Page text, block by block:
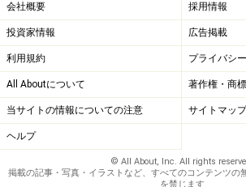
会社概要 採用情報
投資家情報 広告掲載
利用規約 プライバシ
All Aboutについて 著作権・商
当サイトの情報についての注意 サイトマップ
ヘルプ
© All About, Inc. All rights
掲載の記事・写真・イラストなど、すべてのコンテンツの
を禁じます